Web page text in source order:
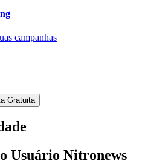
campanhas
Gratuita
Usuário Nitronews